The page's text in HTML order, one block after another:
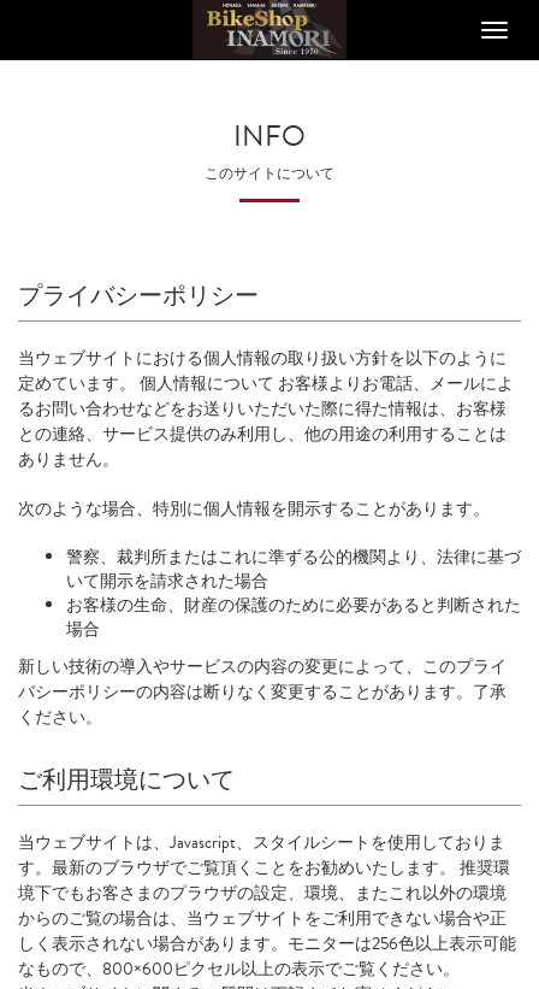
Toggle
INFO
このサイトについて
プライバシーポリシー
当ウェブサイトにおける個人情報の取り扱い方針を以下のように
定めています。 個人情報について お客様よりお電話、メールによ
るお問い合わせなどをお送りいただいた際に得た情報は、お客様
との連絡、サービス提供のみ利用し、他の用途の利用することは
ありません。
次のような場合、特別に個人情報を開示することがあります。
警察、裁判所またはこれに準ずる公的機関より、法律に基づ
いて開示を請求された場合
お客様の生命、財産の保護のために必要があると判断された
場合
新しい技術の導入やサービスの内容の変更によって、このプライ
バシーポリシーの内容は断りなく変更することがあります。了承
ください。
ご利用環境について
当ウェブサイトは、Javascript、スタイルシートを使用しておりま
す。最新のブラウザでご覧頂くことをお勧めいたします。 推奨環
境下でもお客さまのプラウザの設定、環境、またこれ以外の環境
からのご覧の場合は、当ウェブサイトをご利用できない場合や正
しく表示されない場合があります。モニターは256色以上表示可能
なもので、800×600ピクセル以上の表示でご覧ください。